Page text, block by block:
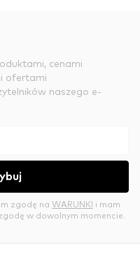
cenami
ofertami
naszego e-
zgodę na WARUNKI i mam
w dowolnym momencie.